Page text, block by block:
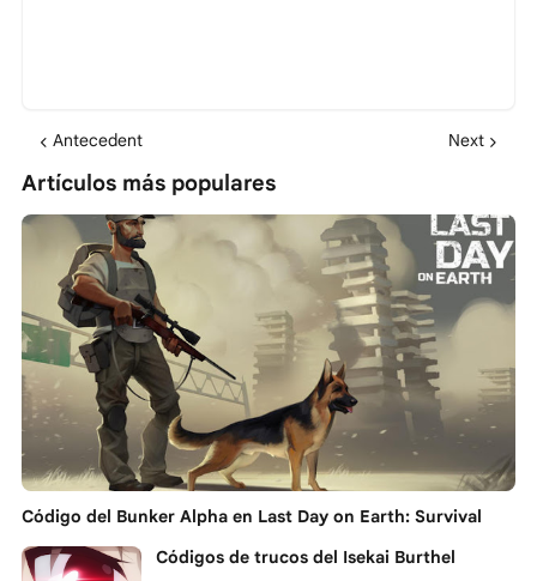
Antecedent Next
Artículos más populares
Código del Bunker Alpha en Last Day on Earth: Survival
Códigos de trucos del Isekai Burthel